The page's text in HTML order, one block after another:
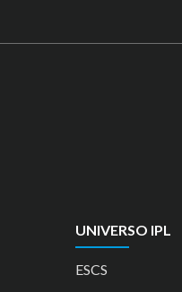
UNIVERSO IPL
ESCS